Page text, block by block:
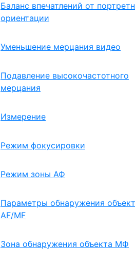
Баланс впечатлений от
ориентации
Уменьшение мерцания видео
Подавление высокочастотного
мерцания
Измерение
Режим фокусировки
Режим зоны АФ
Параметры обнаружения
AF/MF
Зона обнаружения объекта МФ